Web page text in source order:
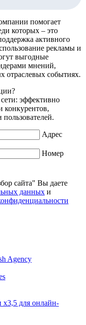
помогает
которых – это
активного
рекламы и
выгодные
мнений,
отраслевых событиях.
эффективно
конкурентов,
Адрес
Номер
сайта" Вы даете
данных и
Agency
для онлайн-